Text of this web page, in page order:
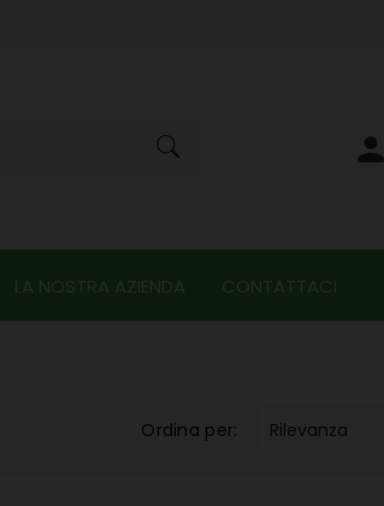

LA NOSTRA AZIENDA CONTATTACI
Ordina per: Rilevanza